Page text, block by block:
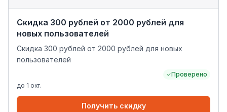
Скидка 300 рублей от 2000 рублей для
новых пользователей
Скидка 300 рублей от 2000 рублей для новых
пользователей
Проверено
до 1 окт.
Получить скидку